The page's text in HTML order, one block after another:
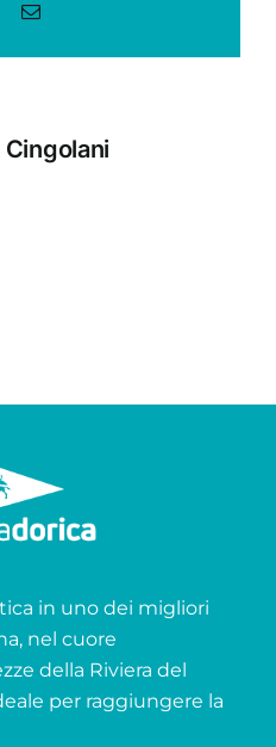
Email
in uno dei migliori
nel cuore
della Riviera del
per raggiungere la